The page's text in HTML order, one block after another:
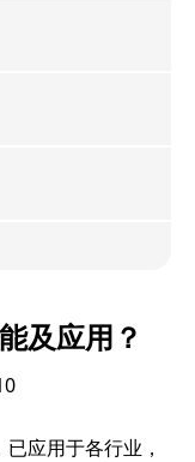
及应用？
应用于各行业，